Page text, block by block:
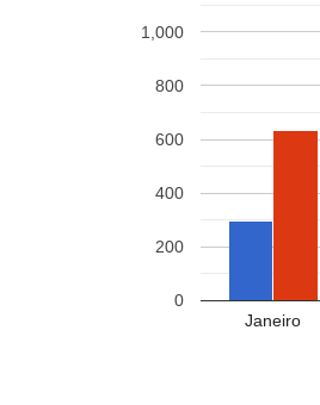
Janeiro
0
200
400
600
800
1,000